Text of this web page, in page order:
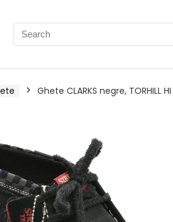
Ghete CLARKS negre, TORHILL